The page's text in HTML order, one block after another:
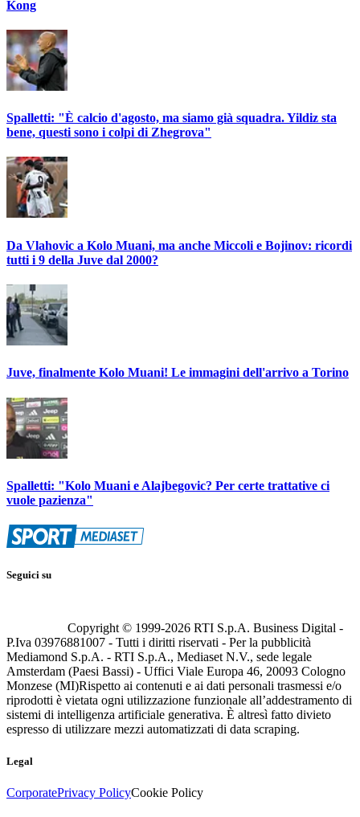
Kong
Spalletti: "È calcio d'agosto, ma siamo già squadra. Yildiz sta
bene, questi sono i colpi di Zhegrova"
Da Vlahovic a Kolo Muani, ma anche Miccoli e Bojinov: ricordi
tutti i 9 della Juve dal 2000?
Juve, finalmente Kolo Muani! Le immagini dell'arrivo a Torino
Spalletti: "Kolo Muani e Alajbegovic? Per certe trattative ci
vuole pazienza"
Seguici su
Copyright © 1999-2026 RTI S.p.A. Business Digital -
P.Iva 03976881007 - Tutti i diritti riservati - Per la pubblicità
Mediamond S.p.A. - RTI S.p.A., Mediaset N.V., sede legale
Amsterdam (Paesi Bassi) - Uffici Viale Europa 46, 20093 Cologno
Monzese (MI)Rispetto ai contenuti e ai dati personali trasmessi e/o
riprodotti è vietata ogni utilizzazione funzionale all’addestramento di
sistemi di intelligenza artificiale generativa. È altresì fatto divieto
espresso di utilizzare mezzi automatizzati di data scraping.
Legal
CorporatePrivacy PolicyCookie Policy